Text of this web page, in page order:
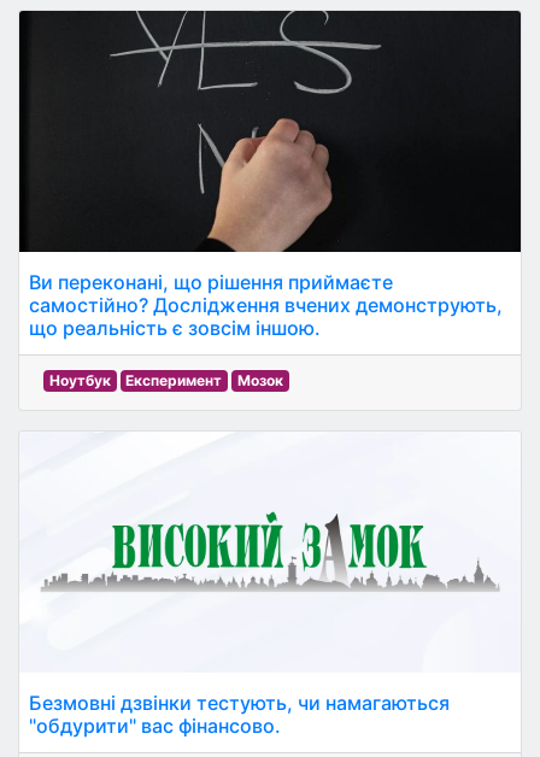
Ви переконані, що рішення приймаєте
самостійно? Дослідження вчених демонструють,
що реальність є зовсім іншою.
Ноутбук Експеримент Мозок
Безмовні дзвінки тестують, чи намагаються
"обдурити" вас фінансово.